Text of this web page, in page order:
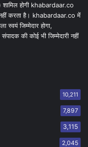
) शामिल होगी khabardaar.co
नहीं करता है। khabardaar.co में
स्वयं जिम्मेदार होगा,
की कोई भी जिम्मेदारी नहीं
10,211
7,897
3,115
2,045